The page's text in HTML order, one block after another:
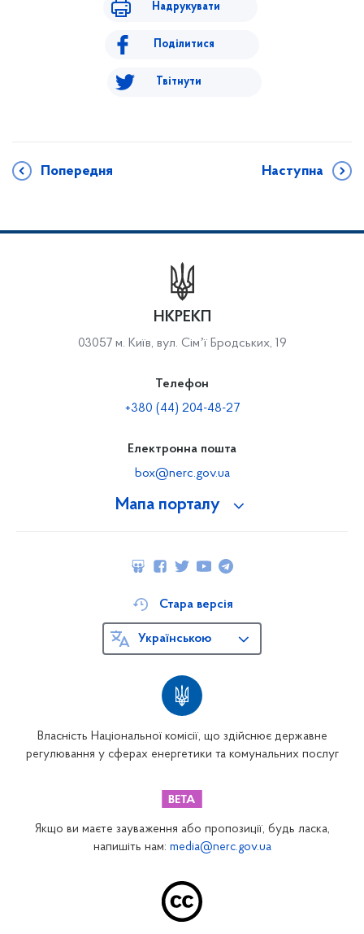
Надрукувати
Поділитися
Твітнути
Попередня Наступна
Мапа порталу
НКРЕКП
03057 м. Київ, вул. Сімʼї Бродських, 19
Телефон
+380 (44) 204-48-27
Електронна пошта
box@nerc.gov.ua
Власність Національної комісії, що здійснює державне
регулювання у сферах енергетики та комунальних послуг
Стара версія
Українською
Якщо ви маєте зауваження або пропозиції, будь ласка,
напишіть нам: media@nerc.gov.ua